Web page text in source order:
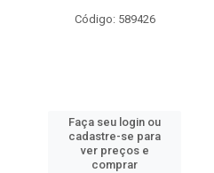
Código: 589426
Faça seu login ou
cadastre-se para
ver preços e
comprar